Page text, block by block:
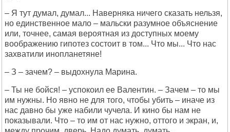
– Я тут думал, думал... Наверняка ничего сказать нельзя,
но единственное мало – мальски разумное объяснение
или, точнее, самая вероятная из доступных моему
воображению гипотез состоит в том... Что мы... Что нас
захватили инопланетяне!
– З – зачем? – выдохнула Марина.
– Ты не бойся! – успокоил ее Валентин. – Зачем – то мы
им нужны. Но явно не для того, чтобы убить – иначе из
нас давно бы уже набили чучела. И кино бы нам не
показывали. Что – то им от нас нужно, оттого и экран, и,